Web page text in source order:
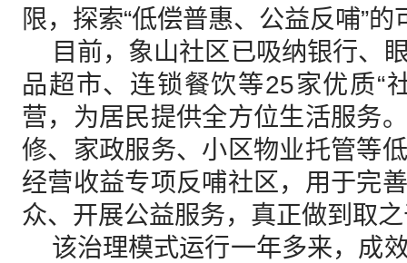
限，探索“低偿普惠、公益反哺”
目前，象山社区已吸纳银行、
品超市、连锁餐饮等25家优质“
营，为居民提供全方位生活服务
修、家政服务、小区物业托管等
经营收益专项反哺社区，用于完
众、开展公益服务，真正做到取
该治理模式运行一年多来，成